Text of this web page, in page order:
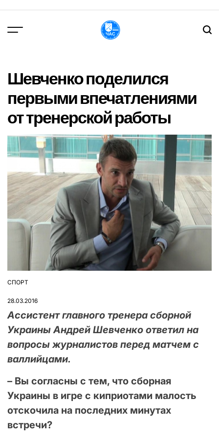
вмісту
Шевченко поделился
первыми впечатлениями
от тренерской работы
ОПУБЛІКУВАТИ
СПОРТ
28.03.2016
Ассистент главного тренера сборной
Украины Андрей Шевченко ответил на
вопросы журналистов перед матчем с
валлийцами.
– Вы согласны с тем, что сборная
Украины в игре с киприотами малость
отскочила на последних минутах
встречи?